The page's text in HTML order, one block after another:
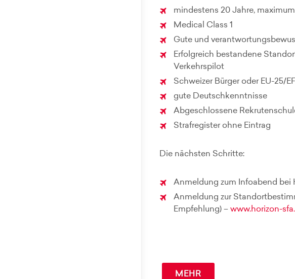
mindestens 20 Jahre,
Medical Class 1
Gute und
Erfolgreich bestandene
Verkehrspilot
Schweizer Bürger oder EU-25/
gute Deutschkenntnisse
Abgeschlossene
Strafregister ohne Eintrag
Die nächsten Schritte:
Anmeldung zum Infoabend bei
Anmeldung zur
Empfehlung) – www.horizon-
MEHR